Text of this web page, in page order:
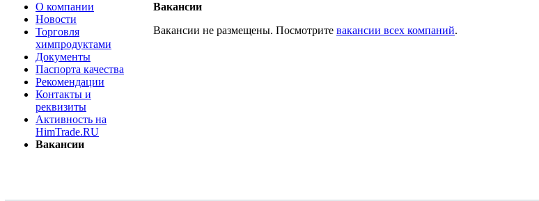
О компании
Новости
Торговля
химпродуктами
Документы
Паспорта качества
Рекомендации
Контакты и
реквизиты
Активность на
HimTrade.RU
Вакансии
Вакансии
Вакансии не размещены. Посмотрите вакансии всех компаний.